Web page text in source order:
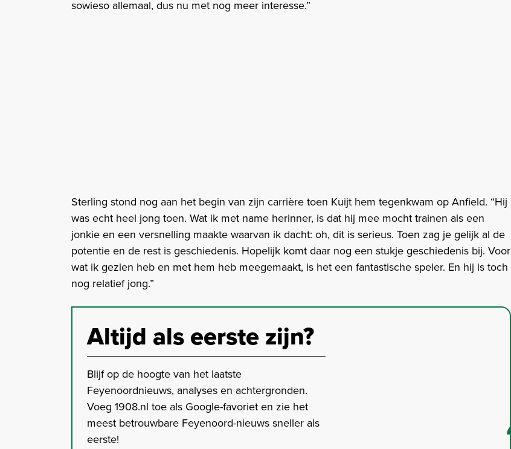
sowieso allemaal, dus nu met nog meer interesse.”
Sterling stond nog aan het begin van zijn carrière toen Kuijt hem tegenkwam op Anfield. “Hij
was echt heel jong toen. Wat ik met name herinner, is dat hij mee mocht trainen als een
jonkie en een versnelling maakte waarvan ik dacht: oh, dit is serieus. Toen zag je gelijk al de
potentie en de rest is geschiedenis. Hopelijk komt daar nog een stukje geschiedenis bij. Voor
wat ik gezien heb en met hem heb meegemaakt, is het een fantastische speler. En hij is toch
nog relatief jong.”
Altijd als eerste zijn?
Blijf op de hoogte van het laatste
Feyenoordnieuws, analyses en achtergronden.
Voeg 1908.nl toe als Google-favoriet en zie het
meest betrouwbare Feyenoord-nieuws sneller als
eerste!